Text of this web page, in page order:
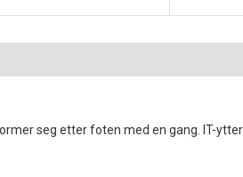
seg etter foten med en gang. IT-